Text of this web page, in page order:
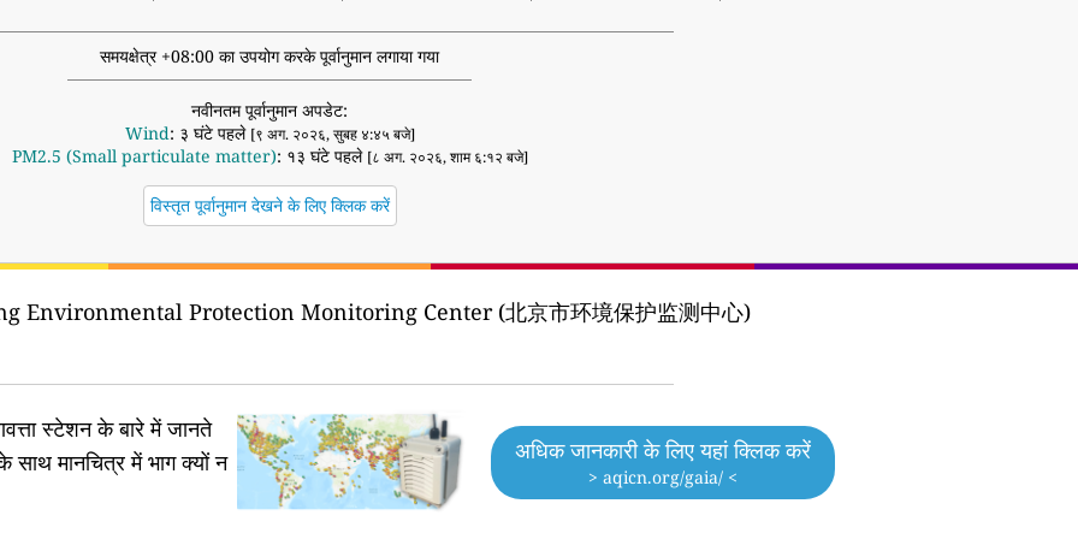
समयक्षेत्र +08:00 का उपयोग करके पूर्वानुमान लगाया गया
नवीनतम पूर्वानुमान अपडेट:
Wind: ३ घंटे पहले [९ अग. २०२६, सुबह ४:४५ बजे]
PM2.5 (Small particulate matter): १३ घंटे पहले [८ अग. २०२६, शाम ६:१२ बजे]
विस्तृत पूर्वानुमान देखने के लिए क्लिक करें
Environmental Protection Monitoring Center (北京市环境保护监测中心)
स्टेशन के बारे में जानते
मानचित्र में भाग क्यों न
अधिक जानकारी के लिए यहां क्लिक करें
> aqicn.org/gaia/ <